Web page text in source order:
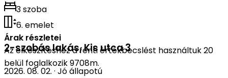
3 szoba
6. emelet
Árak részletei
Az elkészítéshez a fenti értékbecslést használtuk 20
belül foglalkozik 9708m.
2-szobás lakás,Kis utca 3
2026. 08. 02. · Jó állapotú